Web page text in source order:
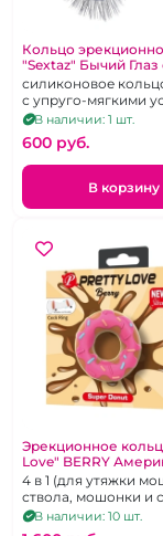
Кольцо
"Sextaz" Бычий Глаз
черными
силиконовое
с упруго-мягкими
В наличии: 1 шт.
600 pуб.
В корзину
Эрекционное
Love" BERRY
пончик
4 в 1 (для утяжки
ствола, мошонки и
ограничитель
проникновения)
В наличии: 10 шт.